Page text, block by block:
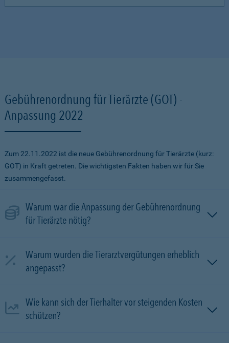
Gebührenordnung für Tierärzte (GOT) -
Anpassung 2022
Zum 22.11.2022 ist die neue Gebührenordnung für Tierärzte (kurz:
GOT) in Kraft getreten. Die wichtigsten Fakten haben wir für Sie
zusammengefasst.
Warum war die Anpassung der Gebührenordnung
für Tierärzte nötig?
Warum wurden die Tierarztvergütungen erheblich
angepasst?
Wie kann sich der Tierhalter vor steigenden Kosten
schützen?